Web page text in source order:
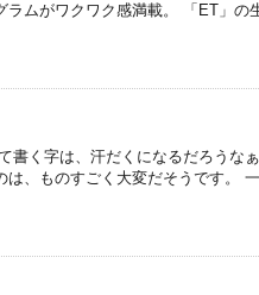
ムがワクワク感満載。 「ET」の
く字は、汗だくになるだろうなぁ
、ものすごく大変だそうです。